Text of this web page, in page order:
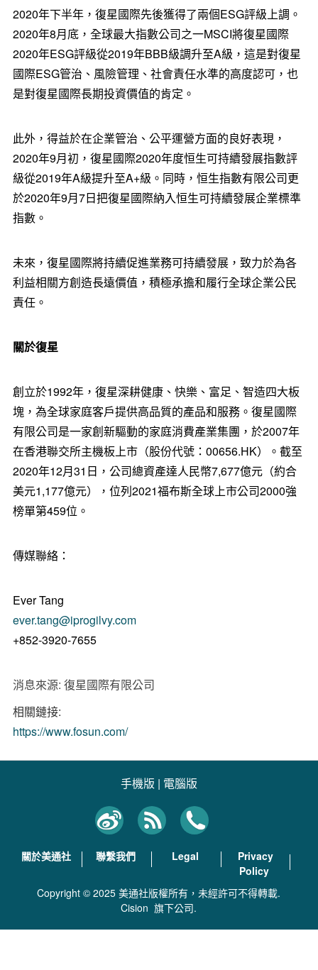
2020年下半年，復星國際先後獲得了兩個ESG評級上調。
2020年8月底，全球最大指數公司之一MSCI將復星國際
2020年ESG評級從2019年BBB級調升至A級，這是對復星
國際ESG管治、風險管理、社會責任水準的高度認可，也
是對復星國際長期投資價值的肯定。
此外，得益於在企業管治、公平運營方面的良好表現，
2020年9月初，復星國際2020年度恒生可持續發展指數評
級從2019年A級提升至A+級。同時，恒生指數有限公司更
於2020年9月7日把復星國際納入恒生可持續發展企業標準
指數。
未來，復星國際將持續促進業務可持續發展，致力於為各
利益相關方創造長遠價值，積極承擔和履行全球企業公民
責任。
關於復星
創立於1992年，復星深耕健康、快樂、富足、智造四大板
塊，為全球家庭客戶提供高品質的產品和服務。復星國際
有限公司是一家創新驅動的家庭消費產業集團，於2007年
在香港聯交所主機板上市（股份代號：00656.HK）。截至
2020年12月31日，公司總資產達人民幣7,677億元（約合
美元1,177億元），位列2021福布斯全球上市公司2000強
榜單第459位。
傳媒聯絡：
Ever Tang
ever.tang@iprogilvy.com
+852-3920-7655
消息來源: 復星國際有限公司
相關鏈接:
https://www.fosun.com/
手機版 | 電腦版
關於美通社 聯繫我們 Legal
Privacy
Policy
Copyright © 2025 美通社版權所有，未經許可不得轉載.
Cision 旗下公司.